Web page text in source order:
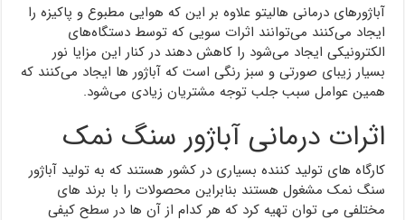
آباژورهای درمانی هالیتو علاوه بر این که هوایی مطبوع و پاکیزه را
ایجاد می‌کنند می‌توانند اثرات سویی که توسط دستگاه‌های
الکترونیکی ایجاد می‌شود را کاهش دهند در کنار این مزایا نور
بسیار زیبای صورتی و سبز رنگی است که آباژور ها ایجاد می‌کنند که
همین عوامل سبب جلب توجه مشتریان زیادی می‌شود.
اثرات درمانی آباژور سنگ نمک
کارگاه های تولید کننده بسیاری در کشور هستند که به تولید آباژور
سنگ نمک مشغول هستند بنابراین محصولات را با برند های
مختلفی می توان تهیه کرد که هر کدام از آن ها در سطح کیفی